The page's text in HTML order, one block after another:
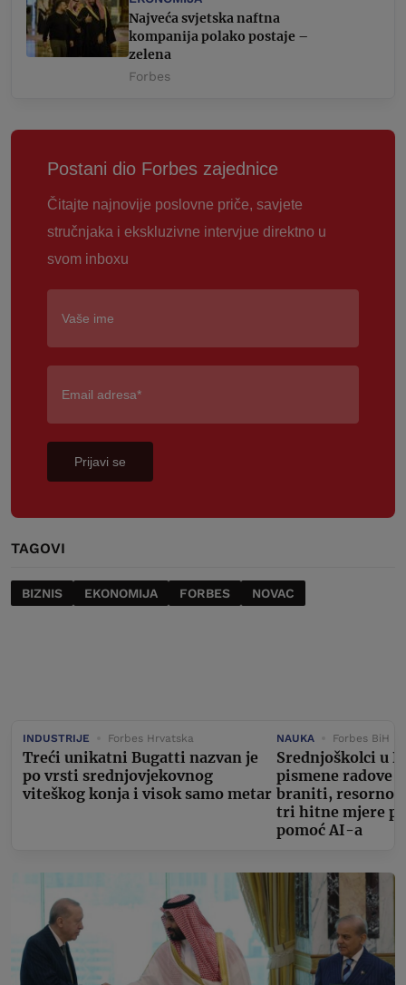
Najveća svjetska naftna
kompanija polako postaje –
zelena
Forbes
Postani dio Forbes zajednice
Čitajte najnovije poslovne priče, savjete
stručnjaka i ekskluzivne intervjue direktno u
svom inboxu
Prijavi se
TAGOVI
BIZNIS EKONOMIJA FORBES NOVAC
INDUSTRIJE Forbes Hrvatska
Treći unikatni Bugatti nazvan je
po vrsti srednjovjekovnog
viteškog konja i visok samo metar
NAUKA Forbes BiH
Srednjoškolci u
pismene radove
braniti, resorno
tri hitne mjere
pomoć AI-a